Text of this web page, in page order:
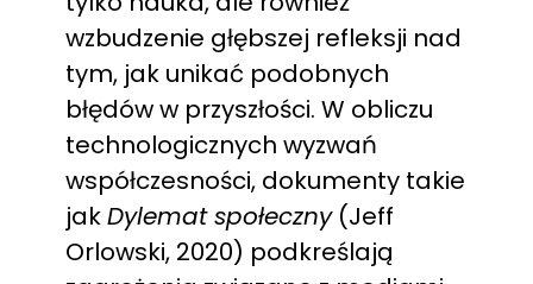
wzbudzenie głębszej refleksji nad
tym, jak unikać podobnych
błędów w przyszłości. W obliczu
technologicznych wyzwań
współczesności, dokumenty takie
jakDylemat społeczny(Jeff
Orlowski, 2020) podkreślają